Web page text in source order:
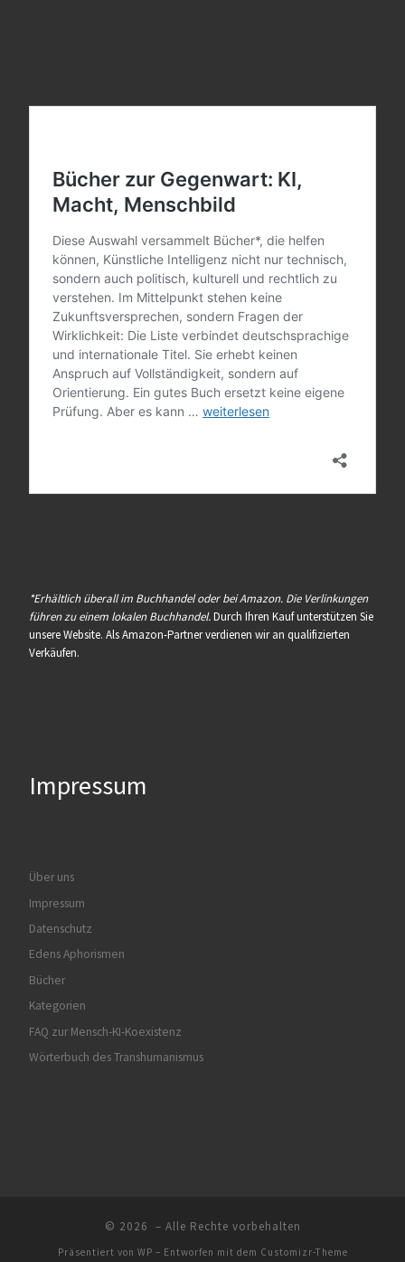
*Erhältlich überall im Buchhandel oder bei Amazon. Die Verlinkungen
führen zu einem lokalen Buchhandel.Durch Ihren Kauf unterstützen Sie
unsere Website. Als Amazon-Partner verdienen wir an qualifizierten
Verkäufen.
Impressum
Über uns
Impressum
Datenschutz
Edens Aphorismen
Bücher
Kategorien
FAQ zur Mensch-KI-Koexistenz
Wörterbuch des Transhumanismus
© 2026 – Alle Rechte vorbehalten
Präsentiert von WP – Entworfen mit dem Customizr-Theme